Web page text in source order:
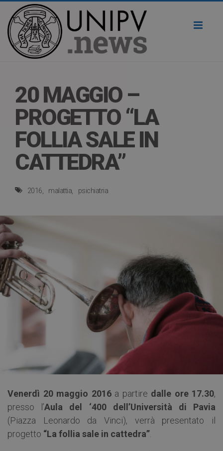
20 MAGGIO –
PROGETTO “LA
FOLLIA SALE IN
CATTEDRA”
2016 malattia psichiatria
Venerdì 20 maggio 2016a partire dalle ore 17.30,
presso l’Aula del ‘400 dell’Università di Pavia
(Piazza Leonardo da Vinci), verrà presentato il
progetto “La follia sale in cattedra”